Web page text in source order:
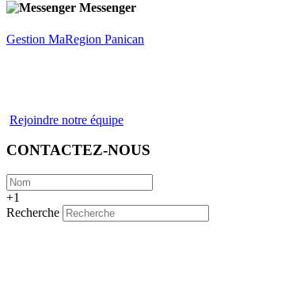
Messenger
Gestion MaRegion Panican
Rejoindre notre équipe
CONTACTEZ-NOUS
+1
Recherche